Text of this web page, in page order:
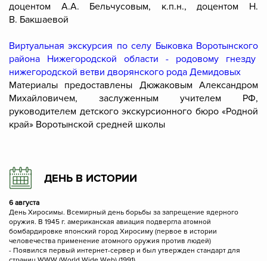
доцентом А.А. Бельчусовым, к.п.н., доцентом Н.
В. Бакшаевой
Виртуальная экскурсия по селу Быковка Воротынского
района Нижегородской области - родовому гнезду
нижегородской ветви дворянского рода Демидовых
Материалы предоставлены Дюжаковым Александром
Михайловичем, заслуженным учителем РФ,
руководителем детского экскурсионного бюро «Родной
край» Воротынской средней школы
ДЕНЬ В ИСТОРИИ
6 августа
День Хиросимы. Всемирный день борьбы за запрещение ядерного
оружия. В 1945 г. американская авиация подвергла атомной
бомбардировке японский город Хиросиму (первое в истории
человечества применение атомного оружия против людей)
- Появился первый интернет-сервер и был утвержден стандарт для